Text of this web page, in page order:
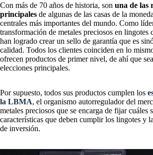
Con más de 70 años de historia, son una de las
principales de algunas de las casas de la
centrales más importantes del mundo. Como
transformación de metales preciosos en lingotes
han logrado crear un sello de garantía que es
calidad. Todos los clientes coinciden en lo
ofrecen productos de primer nivel, de ahí que
elecciones principales.
Por supuesto, todos sus productos cumplen los
la LBMA, el organismo autorregulador del
metales preciosos que se encarga de fijar cuáles
características que deben cumplir los lingotes y
de inversión.